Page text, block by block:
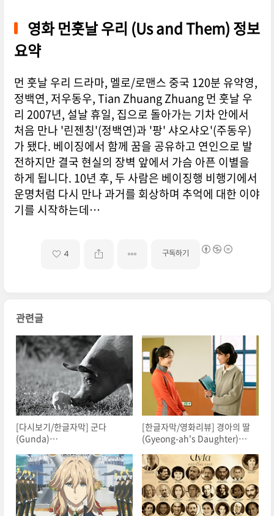
영화 먼훗날 우리 (Us and Them) 정보
요약
먼 훗날 우리 드라마, 멜로/로맨스 중국 120분 유약영,
정백연, 저우동우, Tian Zhuang Zhuang 먼 훗날 우
리 2007년, 설날 휴일, 집으로 돌아가는 기차 안에서
처음 만나 '린젠칭'(정백연)과 '팡' 샤오샤오'(주동우)
가 됐다. 베이징에서 함께 꿈을 공유하고 연인으로 발
전하지만 결국 현실의 장벽 앞에서 가슴 아픈 이별을
하게 됩니다. 10년 후, 두 사람은 베이징행 비행기에서
운명처럼 다시 만나 과거를 회상하며 추억에 대한 이야
기를 시작하는데…
4 구독하기
관련글
[다시보기/한글자막] 군다
(Gunda)
[한글자막/영화리뷰] 경아의 딸
(Gyeong-ah's Daughter)